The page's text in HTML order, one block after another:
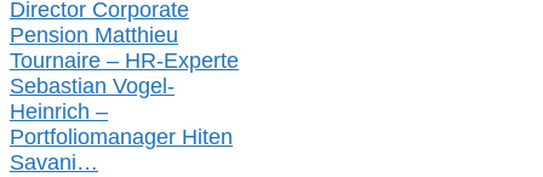
Director Corporate
Pension Matthieu
Tournaire – HR-Experte
Sebastian Vogel-
Heinrich –
Portfoliomanager Hiten
Savani…